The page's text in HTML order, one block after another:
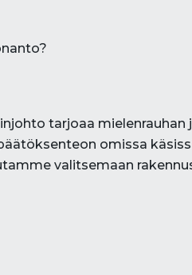
tarjoaa
omissa
valitsemaan